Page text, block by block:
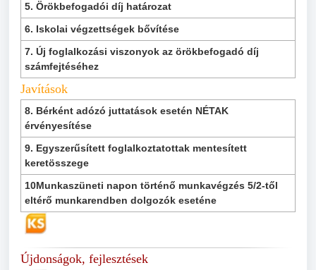
5. Örökbefogadói díj határozat
6. Iskolai végzettségek bővítése
7. Új foglalkozási viszonyok az örökbefogadó díj
számfejtéséhez
Javítások
8. Bérként adózó juttatások esetén NÉTAK
érvényesítése
9. Egyszerűsített foglalkoztatottak mentesített
keretösszege
10Munkaszüneti napon történő munkavégzés 5/2-től
eltérő munkarendben dolgozók eseténe
Újdonságok, fejlesztések